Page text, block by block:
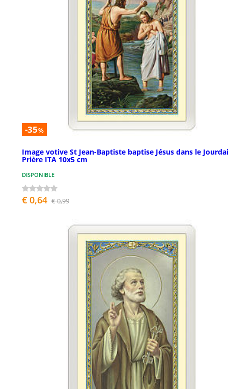
-35%
Image votive St Jean-Baptiste baptise Jésus dans le
Prière ITA 10x5 cm
DISPONIBLE
€ 0,64 € 0,99